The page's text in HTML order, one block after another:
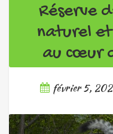
Réserve
naturel
au cœur
février 5,